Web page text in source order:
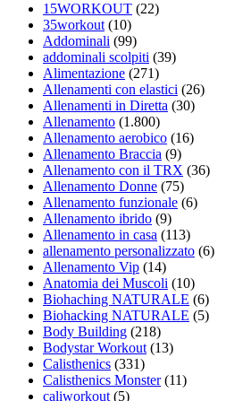
15WORKOUT (22)
35workout (10)
Addominali (99)
addominali scolpiti (39)
Alimentazione (271)
Allenamenti con elastici (26)
Allenamenti in Diretta (30)
Allenamento (1.800)
Allenamento aerobico (16)
Allenamento Braccia (9)
Allenamento con il TRX (36)
Allenamento Donne (75)
Allenamento funzionale (6)
Allenamento ibrido (9)
Allenamento in casa (113)
allenamento personalizzato (6)
Allenamento Vip (14)
Anatomia dei Muscoli (10)
Biohaching NATURALE (6)
Biohacking NATURALE (5)
Body Building (218)
Bodystar Workout (13)
Calisthenics (331)
Calisthenics Monster(11)
caliworkout (5)